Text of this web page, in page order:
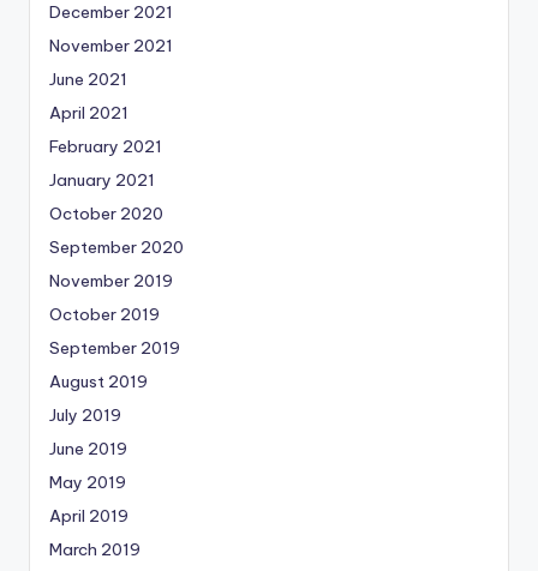
December 2021
November 2021
June 2021
April 2021
February 2021
January 2021
October 2020
September 2020
November 2019
October 2019
September 2019
August 2019
July 2019
June 2019
May 2019
April 2019
March 2019